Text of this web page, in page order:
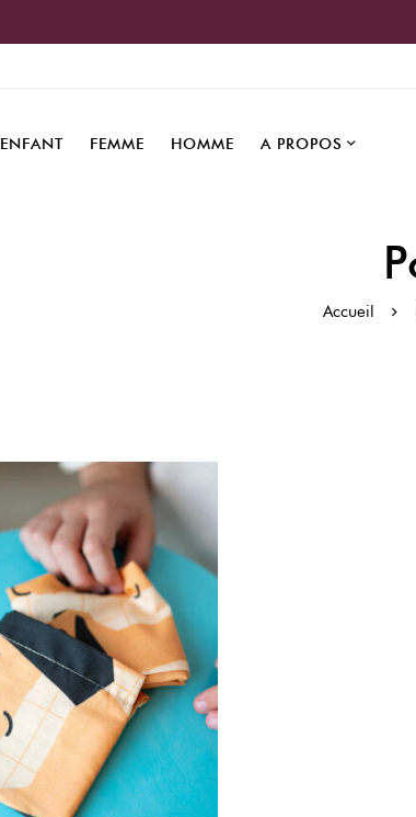
ENFANT FEMME HOMME A PROPOS
Accueil